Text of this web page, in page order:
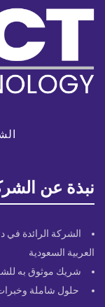
نبذة عن
الشركة الرائدة في
العربية السعودية
شريك موثوق به
حلول شاملة